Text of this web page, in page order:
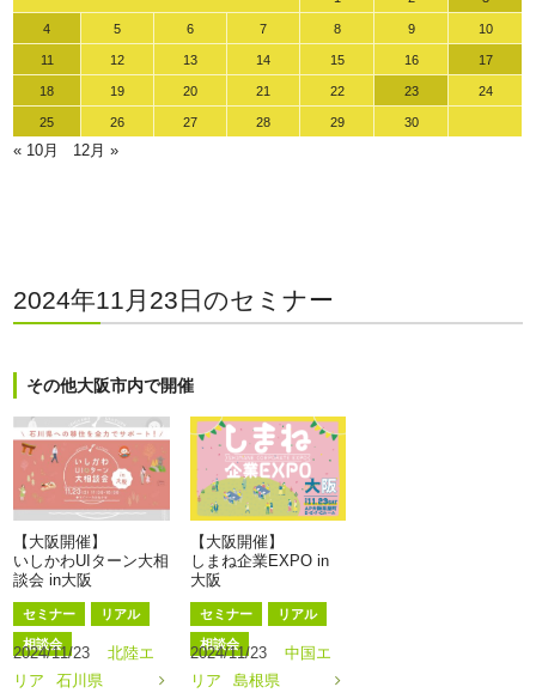
4 5 6 7 8 9 10
11 12 13 14 15 16 17
18 19 20 21 22 23 24
25 26 27 28 29 30
« 10月 12月 »
2024年11月23日のセミナー
その他大阪市内で開催
【大阪開催】
いしかわUIターン大相
談会 in大阪
セミナー リアル
相談会
2024/11/23
北陸エ
リア
石川県
【大阪開催】
しまね企業EXPO in
大阪
セミナー リアル
相談会
2024/11/23
中国エ
リア
島根県